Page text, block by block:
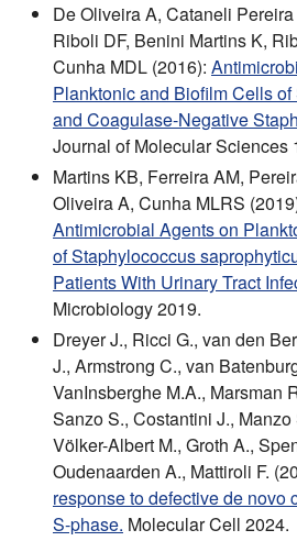
De Oliveira A, Cataneli
Riboli DF, Benini Martins K,
Cunha MDL (2016):
Planktonic and Biofilm Cells
and Coagulase-Negative
Journal of Molecular Sciences
Martins KB, Ferreira AM,
Oliveira A, Cunha MLRS
Antimicrobial Agents on
of Staphylococcus
Patients With Urinary Tract
Microbiology 2019.
Dreyer J., Ricci G., van den
J., Armstrong C., van
VanInsberghe M.A., Marsman
Sanzo S., Costantini J.,
Völker-Albert M., Groth A.,
Oudenaarden A., Mattiroli F.
response to defective de novo
S-phase. Molecular Cell 2024.